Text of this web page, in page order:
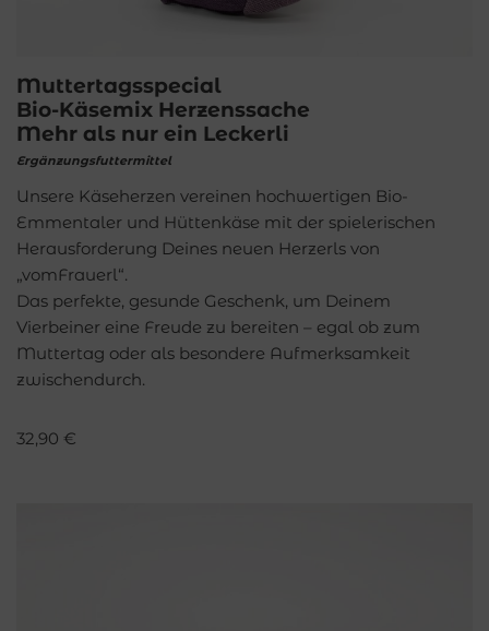
Muttertagsspecial
Bio-Käsemix Herzenssache
Mehr als nur ein Leckerli
Ergänzungsfuttermittel
Unsere Käseherzen vereinen hochwertigen Bio-
Emmentaler und Hüttenkäse mit der spielerischen
Herausforderung Deines neuen Herzerls von
„vomFrauerl“.
Das perfekte, gesunde Geschenk, um Deinem
Vierbeiner eine Freude zu bereiten – egal ob zum
Muttertag oder als besondere Aufmerksamkeit
zwischendurch.
32,90 €